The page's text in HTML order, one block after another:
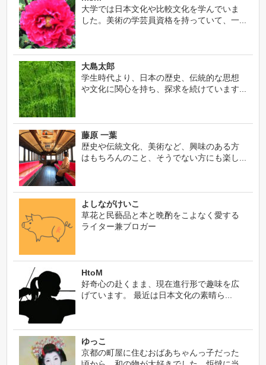
大学では日本文化や比較文化を学んでいま
した。美術の学芸員資格を持っていて、一...
大島太郎
学生時代より、日本の歴史、伝統的な思想
や文化に関心を持ち、探求を続けています...
藤原 一葉
歴史や伝統文化、美術など、興味のある方
はもちろんのこと、そうでない方にも楽し...
よしながけいこ
草花と民藝品と本と晩酌をこよなく愛する
ライター兼ブロガー
HtoM
好奇心の赴くまま、現在進行形で趣味を広
げています。 最近は日本文化の素晴ら...
ゆっこ
京都の町屋に住むおばあちゃんっ子だった